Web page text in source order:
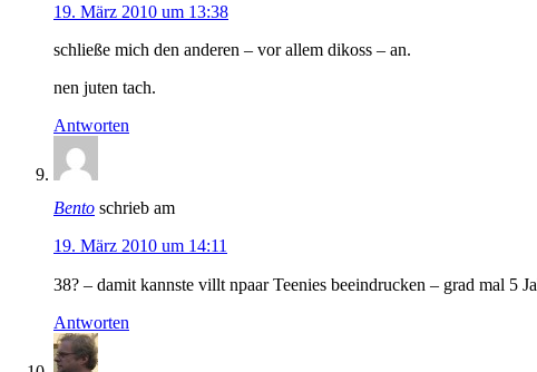
19. März 2010 um 13:38
schließe mich den anderen – vor allem dikoss – an.
nen juten tach.
Antworten
Bento schrieb am
19. März 2010 um 14:11
38? – damit kannste villt npaar Teenies beeindrucken – grad mal 5
Antworten